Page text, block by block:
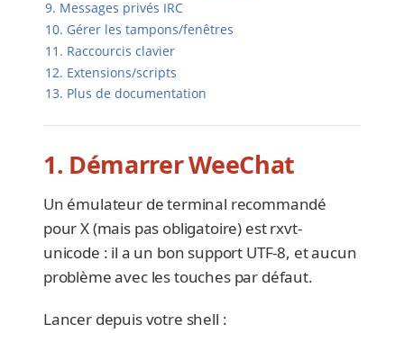
9. Messages privés IRC
10. Gérer les tampons/fenêtres
11. Raccourcis clavier
12. Extensions/scripts
13. Plus de documentation
1. Démarrer WeeChat
Un émulateur de terminal recommandé
pour X (mais pas obligatoire) est rxvt-
unicode : il a un bon support UTF-8, et aucun
problème avec les touches par défaut.
Lancer depuis votre shell :